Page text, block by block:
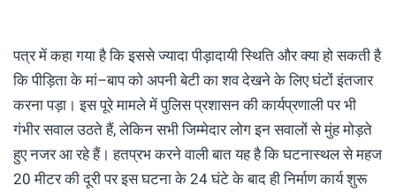
पत्र में कहा गया है कि इससे ज्यादा पीड़ादायी स्थिति और क्या हो सकती है
कि पीड़िता के मां–बाप को अपनी बेटी का शव देखने के लिए घंटों इंतजार
करना पड़ा। इस पूरे मामले में पुलिस प्रशासन की कार्यप्रणाली पर भी
गंभीर सवाल उठते हैं, लेकिन सभी जिम्मेदार लोग इन सवालों से मुंह मोड़ते
हुए नजर आ रहे हैं। हतप्रभ करने वाली बात यह है कि घटनास्थल से महज
20 मीटर की दूरी पर इस घटना के 24 घंटे के बाद ही निर्माण कार्य शुरू